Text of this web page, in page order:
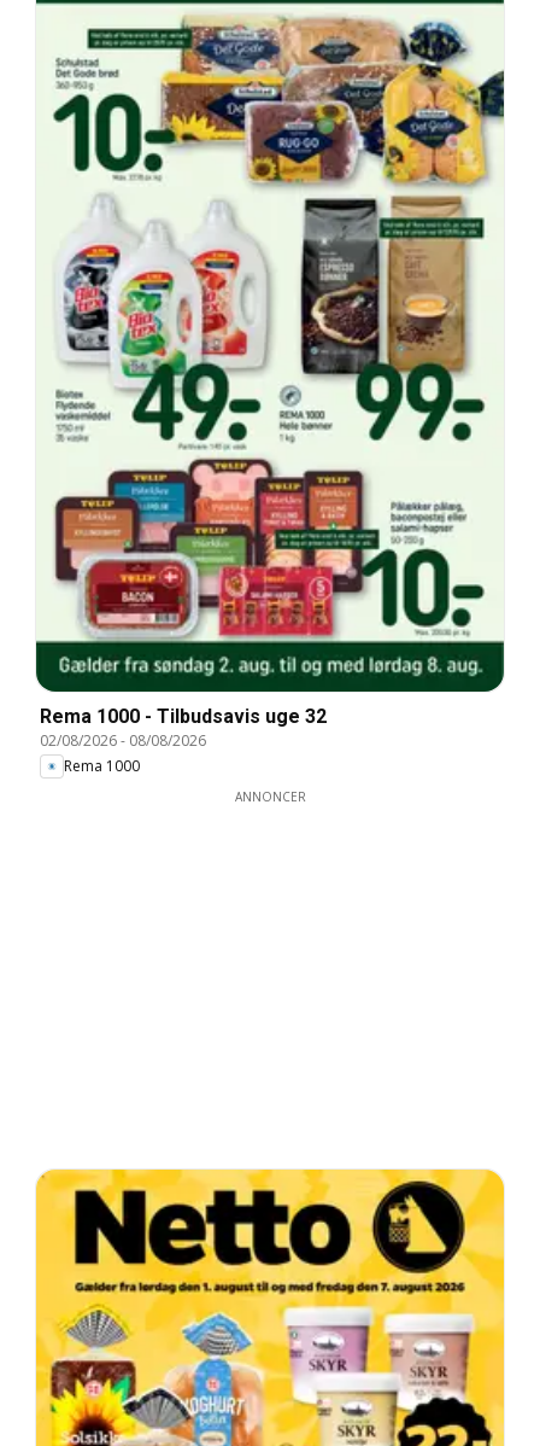
Rema 1000 - Tilbudsavis uge 32
02/08/2026- 08/08/2026
Rema 1000
ANNONCER